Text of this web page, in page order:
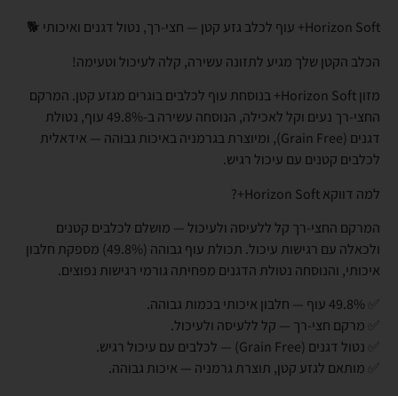
Horizon Soft+ עוף לכלב גזע קטן — חצי-רך, נטול דגנים ואיכותי 🐕
הכלב הקטן שלך מגיע לתזונה עשירה, קלה לעיכול וטעימה!
מזון Horizon Soft+ בנוסחת עוף לכלבים בוגרים מגזע קטן. המרקם
החצי-רך נעים וקל לאכילה, הנוסחה עשירה ב-49.8% עוף, נטולת
דגנים (Grain Free), ומיוצרת בגרמניה באיכות גבוהה — אידאלית
לכלבים קטנים עם עיכול רגיש.
למה דווקא Horizon Soft+?
המרקם החצי-רך קל ללעיסה ולעיכול — מושלם לכלבים קטנים
ולכאלה עם רגישות עיכול. תכולת עוף גבוהה (49.8%) מספקת חלבון
איכותי, והנוסחה נטולת הדגנים מפחיתה גורמי רגישות נפוצים.
✅ מרקם חצי-רך — קל ללעיסה ולעיכול.
✅ נטול דגנים (Grain Free) — לכלבים עם עיכול רגיש.
✅ מותאם לגזע קטן, תוצרת גרמניה — איכות גבוהה.